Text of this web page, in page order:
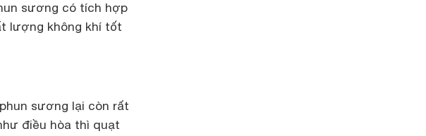
sương có tích hợp
lượng không khí tốt
sương lại còn rất
điều hòa thì quạt